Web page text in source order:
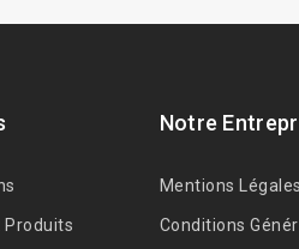
Produits
Notre
Mentions Légales
Conditions